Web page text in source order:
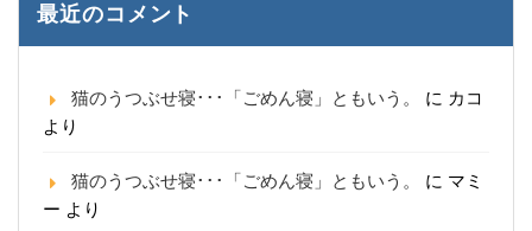
最近のコメント
猫のうつぶせ寝･･･「ごめん寝」ともいう。 に カコ
より
猫のうつぶせ寝･･･「ごめん寝」ともいう。 に マミ
ー より